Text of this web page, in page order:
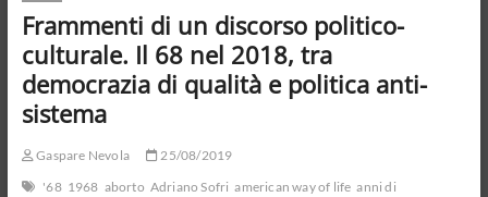
Frammenti di un discorso politico-
culturale. Il 68 nel 2018, tra
democrazia di qualità e politica anti-
sistema
Gaspare Nevola
25/08/2019
'68 1968 aborto Adriano Sofri american way of life anni di